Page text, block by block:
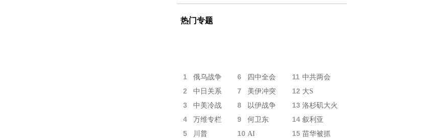
热门专题
1 俄乌战争 6 四中全会 11 中共两会
2 中日关系 7 美伊冲突 12 大S
3 中美冷战 8 以伊战争 13 洛杉矶大火
4 万维专栏 9 何卫东 14 叙利亚
5 川普 10 AI 15 苗华被抓